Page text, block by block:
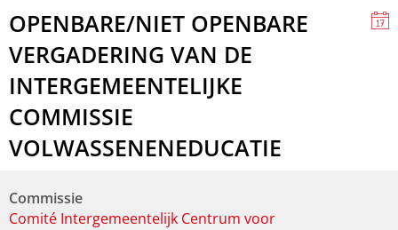
OPENBARE/NIET OPENBARE
VERGADERING VAN DE
INTERGEMEENTELIJKE
COMMISSIE
VOLWASSENENEDUCATIE
Commissie
Comité Intergemeentelijk Centrum voor